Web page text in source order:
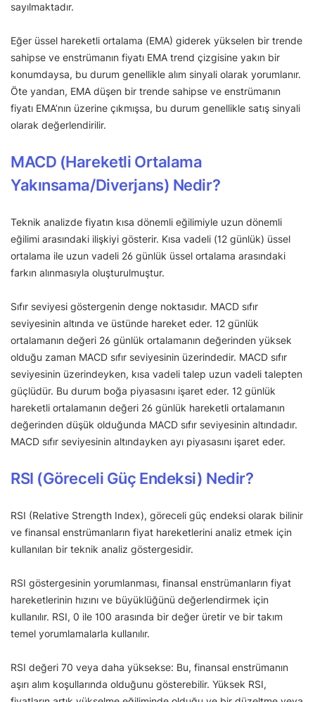
sayılmaktadır.
Eğer üssel hareketli ortalama (EMA) giderek yükselen bir trende
sahipse ve enstrümanın fiyatı EMA trend çizgisine yakın bir
konumdaysa, bu durum genellikle alım sinyali olarak yorumlanır.
Öte yandan, EMA düşen bir trende sahipse ve enstrümanın
fiyatı EMA’nın üzerine çıkmışsa, bu durum genellikle satış sinyali
olarak değerlendirilir.
MACD (Hareketli Ortalama
Yakınsama/Diverjans) Nedir?
Teknik analizde fiyatın kısa dönemli eğilimiyle uzun dönemli
eğilimi arasındaki ilişkiyi gösterir. Kısa vadeli (12 günlük) üssel
ortalama ile uzun vadeli 26 günlük üssel ortalama arasındaki
farkın alınmasıyla oluşturulmuştur.
Sıfır seviyesi göstergenin denge noktasıdır. MACD sıfır
seviyesinin altında ve üstünde hareket eder. 12 günlük
ortalamanın değeri 26 günlük ortalamanın değerinden yüksek
olduğu zaman MACD sıfır seviyesinin üzerindedir. MACD sıfır
seviyesinin üzerindeyken, kısa vadeli talep uzun vadeli talepten
güçlüdür. Bu durum boğa piyasasını işaret eder. 12 günlük
hareketli ortalamanın değeri 26 günlük hareketli ortalamanın
değerinden düşük olduğunda MACD sıfır seviyesinin altındadır.
MACD sıfır seviyesinin altındayken ayı piyasasını işaret eder.
RSI (Göreceli Güç Endeksi) Nedir?
RSI (Relative Strength Index), göreceli güç endeksi olarak bilinir
ve finansal enstrümanların fiyat hareketlerini analiz etmek için
kullanılan bir teknik analiz göstergesidir.
RSI göstergesinin yorumlanması, finansal enstrümanların fiyat
hareketlerinin hızını ve büyüklüğünü değerlendirmek için
kullanılır. RSI, 0 ile 100 arasında bir değer üretir ve bir takım
temel yorumlamalarla kullanılır.
RSI değeri 70 veya daha yüksekse: Bu, finansal enstrümanın
aşırı alım koşullarında olduğunu gösterebilir. Yüksek RSI,